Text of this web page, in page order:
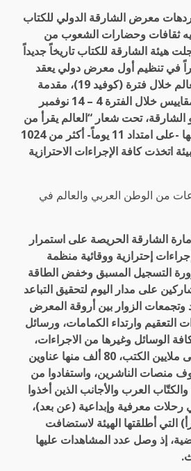
معرض الشارقة الدولي للكتاب
ثقافات وحضارات الشعوب من
هيئة الشارقة للكتاب تاريخاً جديداً
في تنظيم أول معرض دولي يعقد
على أرض الواقع في العالم خلال فترة (كوفيد 19)، مقدمة
دورة استثنائية بكافة المقاييس خلال الفترة 4 – 14 نوفمبر
تحت شعار “العالم يقرأ من
الشارقة”، وجمعت خلالها -على امتداد 11 يوماً- أكثر من 1024
اتخذت كافة الإجراءات الاحترازية
من الوطن العربي والعالم في
الشارقة الحريصة على استمرار
إحترازية ووقائية منظمة
التسجيل المسبق وخفض الطاقة
على مدار اليوم لتحقيق التباعد
وتجمعات الزوار بين أروقة المعرض
التعقيم وارتداء الكمامات، ورسائل
الوسائل وغيرها من الاجراءات،
تعرّف 382 ألف زائر على ملايين الكتب، 80 ألف منها عناوين
منصات الناشرين، واستفادوا من
والكتّاب العرب والأجانب الذين أخذوا
رحلات معرفية وإبداعية (عن بعد)،
التي أطلقتها الهيئة لاستضافت
إذ وصل عدد المشاهدات عليها